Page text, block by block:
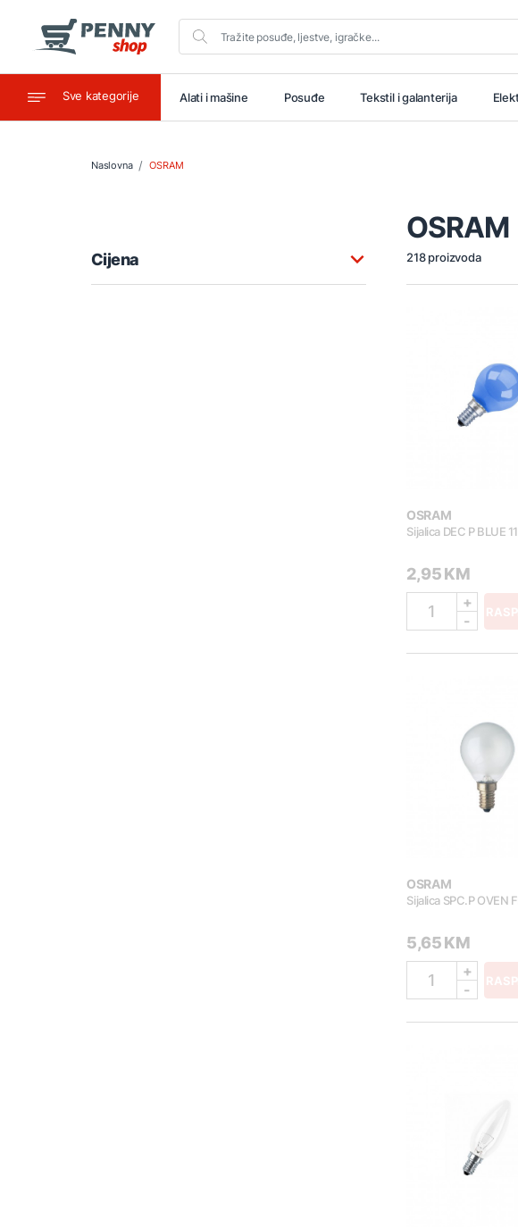
Sve kategorije
Ugostiteljstvo Alati i mašine Posuđe Tekstil i galanterija
Naslovna OSRAM
OSRAM
218 proizvoda
Cijena
OSRAM
Sijalica DEC P BLUE
2,95 KM
1
+
-
OSRAM
Sijalica SPC.P OVEN
5,65 KM
1
+
-